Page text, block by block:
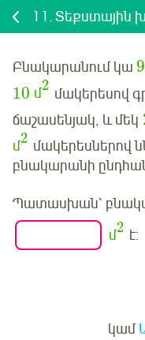
11. Տեքստային
Բնակարանում կա 9
10 մ2 մակերեսով
ճաշասենյակ, և մեկ
մ2 մակերեսներով
բնակարանի
Պատասխան՝
մ2 է:
կամ